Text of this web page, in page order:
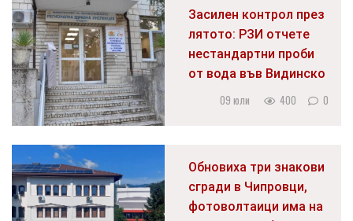
Засилен контрол през
лятото: РЗИ отчете
нестандартни проби
от вода във Видинско
09 юли 400 0
Обновиха три знакови
сгради в Чипровци,
фотоволтаици има на